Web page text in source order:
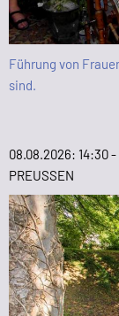
Führung von
sind.
08.08.2026: 14:30 -
PREUSSEN